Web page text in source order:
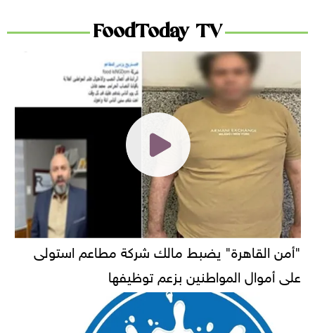
FoodToday TV
"أمن القاهرة" يضبط مالك شركة مطاعم استولى
على أموال المواطنين بزعم توظيفها